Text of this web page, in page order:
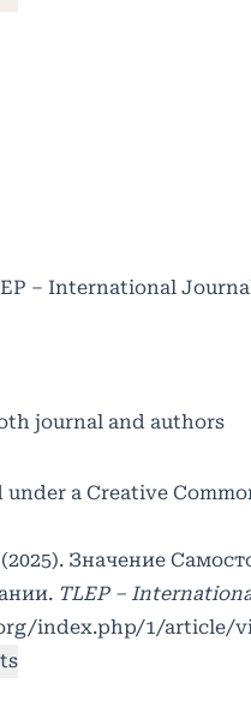
– International
journal and authors
under a Creative
Значение
TLEP –
index.php/1/article/